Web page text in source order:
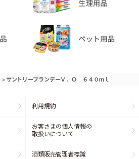
> サントリーブランデーＶ．Ｏ ６４０ｍｌ
利用規約
お客さまの個人情報の
取扱いについて
酒類販売管理者標識